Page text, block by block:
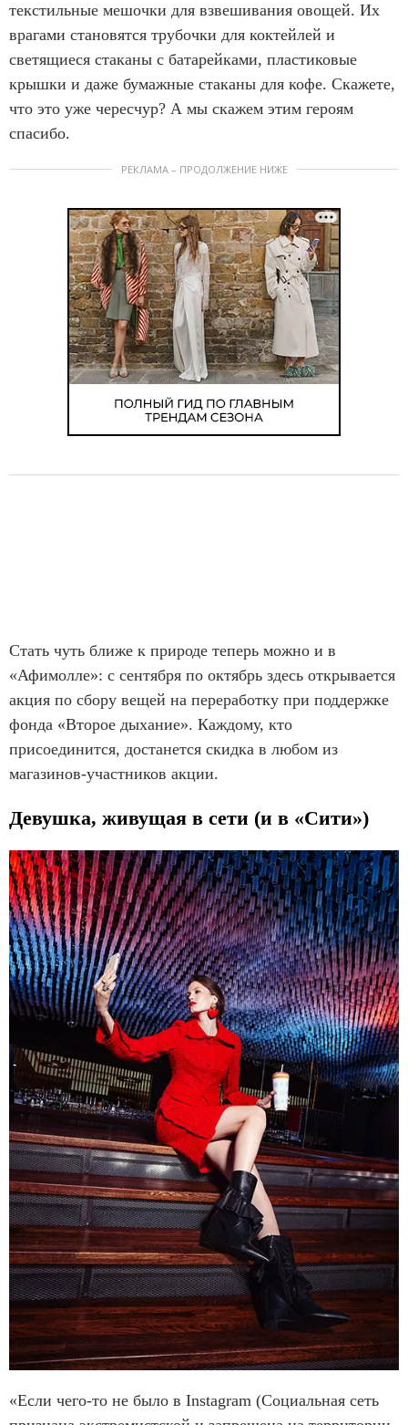
текстильные мешочки для взвешивания овощей. Их
врагами становятся трубочки для коктейлей и
светящиеся стаканы с батарейками, пластиковые
крышки и даже бумажные стаканы для кофе. Скажете,
что это уже чересчур? А мы скажем этим героям
спасибо.
РЕКЛАМА – ПРОДОЛЖЕНИЕ НИЖЕ
Стать чуть ближе к природе теперь можно и в
«Афимолле»: с сентября по октябрь здесь открывается
акция по сбору вещей на переработку при поддержке
фонда «Второе дыхание». Каждому, кто
присоединится, достанется скидка в любом из
магазинов-участников акции.
Девушка, живущая в сети (и в «Сити»)
«Если чего-то не было в Instagram (Социальная сеть